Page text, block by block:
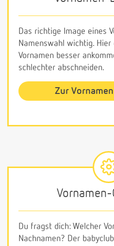
Das richtige Image eines
Namenswahl wichtig.
Vornamen besser
schlechter abschneiden.
Zur
Du fragst dich: Welcher
Nachnamen? Der